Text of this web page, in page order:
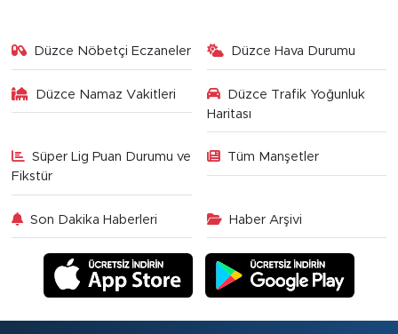
Düzce Nöbetçi Eczaneler Düzce Hava Durumu
Düzce Namaz Vakitleri
Düzce Trafik Yoğunluk
Haritası
Süper Lig Puan Durumu ve
Fikstür
Tüm Manşetler
Son Dakika Haberleri Haber Arşivi